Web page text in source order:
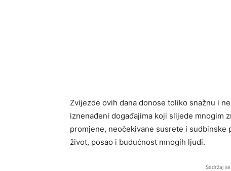
Zvijezde ovih dana donose toliko snažnu i
iznenađeni događajima koji slijede mnogim
promjene, neočekivane susrete i
život, posao i budućnost mnogih ljudi.
Sadržaj